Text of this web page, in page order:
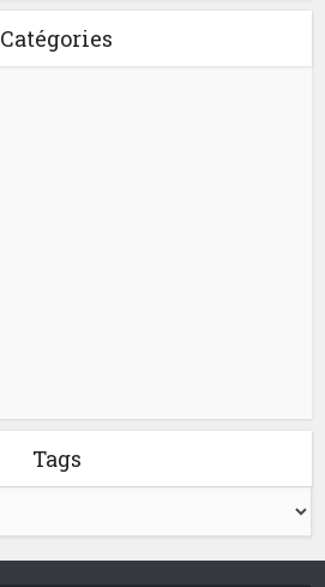
Catégories
Tags